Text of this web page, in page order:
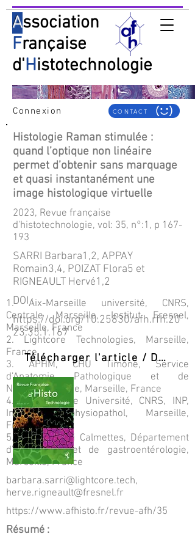
Association
Française
d'Histotechnologie
Connexion CONTACT
1. Aix-Marseille université, CNRS,
Centrale Marseille, Institut Fresnel,
Marseille, France
2. Lightcore Technologies, Marseille,
France
3. APHM, CHU Timone, Service
d’Anatomie Pathologique et de
Neuropathologie, Marseille, France
4. Aix-Marseille Université, CNRS, INP,
Inst. Neurophysiopathol, Marseille,
France.
5. Institut Paoli Calmettes, Département
d’endoscopie et de gastroentérologie,
Marseille, France
barbara.sarri@lightcore.tech,
herve.rigneault@fresnel.fr
Histologie Raman stimulée :
quand l’optique non linéaire
permet d’obtenir sans marquage
et quasi instantanément une
image histologique virtuelle
2023, Revue française
d'histotechnologie, vol: 35, n°:1, p 167-
193
SARRI Barbara1,2, APPAY
Romain3,4, POIZAT Flora5 et
RIGNEAULT Hervé1,2
DOI :
https://doi.org/10.25830/afh.rfh.20
23.35.1.167
Télécharger l'article / Download PDF
https://www.afhisto.fr/revue-afh/35
Résumé :